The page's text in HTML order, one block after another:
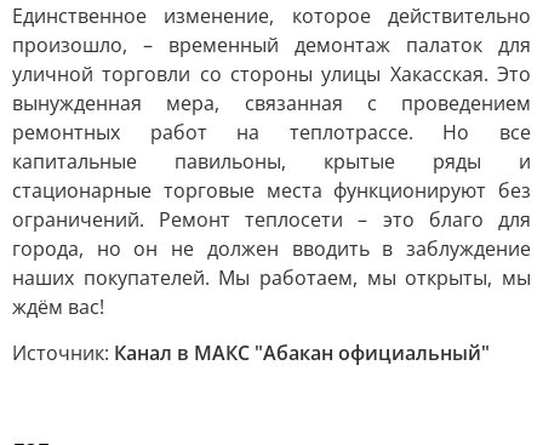
Единственное изменение, которое действительно
произошло, – временный демонтаж палаток для
уличной торговли со стороны улицы Хакасская. Это
вынужденная мера, связанная с проведением
ремонтных работ на теплотрассе. Но все
капитальные павильоны, крытые ряды и
стационарные торговые места функционируют без
ограничений. Ремонт теплосети – это благо для
города, но он не должен вводить в заблуждение
наших покупателей. Мы работаем, мы открыты, мы
ждём вас!
Источник: Канал в МАКС "Абакан официальный"